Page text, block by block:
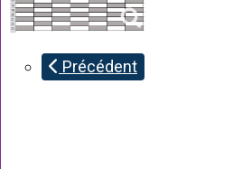
Précédent